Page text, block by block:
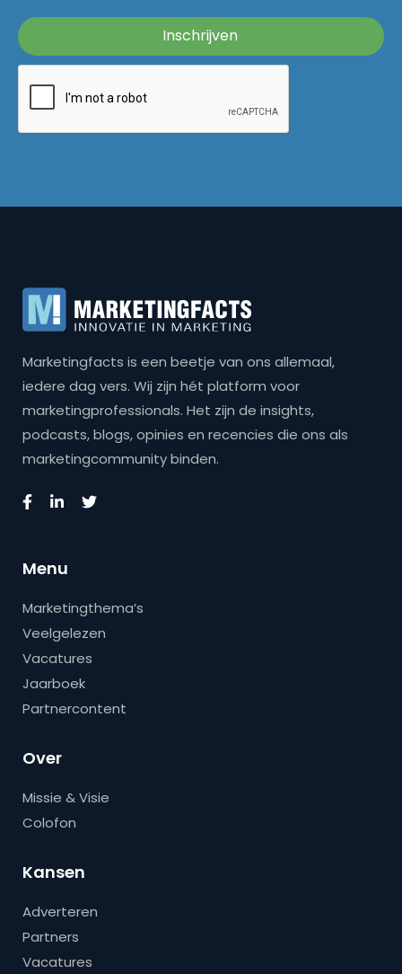
Marketingfacts is een beetje van ons allemaal,
iedere dag vers. Wij zijn hét platform voor
marketingprofessionals. Het zijn de insights,
podcasts, blogs, opinies en recencies die ons als
marketingcommunity binden.
Menu
Marketingthema’s
Veelgelezen
Vacatures
Jaarboek
Partnercontent
Over
Missie & Visie
Colofon
Kansen
Adverteren
Partners
Vacatures